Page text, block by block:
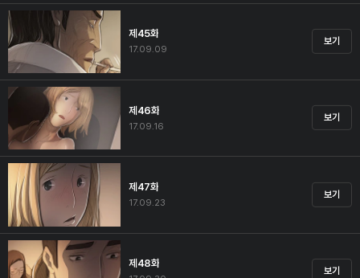
제45화
17.09.09
보기
제46화
17.09.16
보기
제47화
17.09.23
보기
제48화
보기